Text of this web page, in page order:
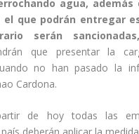
agua, además
que podrán entregar
serán
que presentar la
no han pasado la
Cardona.
de hoy todas las